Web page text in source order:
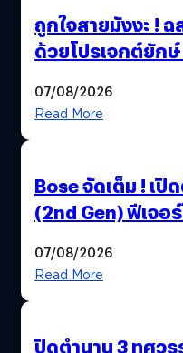
ถูกใจสายมังงะ !
ด้วยโปรเจกต์ยัก
ด้วย
07/08/2026
Read More
Bose จัดเต็ม ! เ
(2nd Gen) ฟีเจอ
07/08/2026
Read More
ปิดตำนาน 3 ทศวร